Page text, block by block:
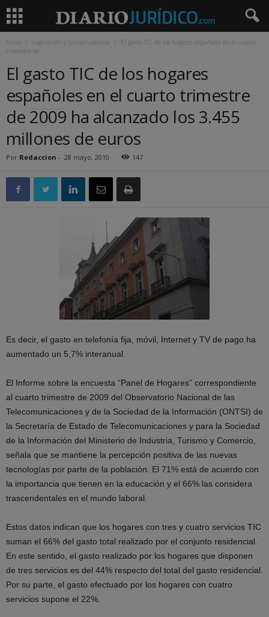
Inicio Legislación y jurisprudencia
El gasto TIC de los hogares españoles en el cuarto
trimestre de...
El gasto TIC de los hogares
españoles en el cuarto trimestre
de 2009 ha alcanzado los 3.455
millones de euros
Por Redaccion - 28 mayo, 2010 147
Es decir, el gasto en telefonía fija, móvil, Internet y TV de pago ha
aumentado un 5,7% interanual.
El Informe sobre la encuesta “Panel de Hogares” correspondiente
al cuarto trimestre de 2009 del Observatorio Nacional de las
Telecomunicaciones y de la Sociedad de la Información (ONTSI) de
la Secretaría de Estado de Telecomunicaciones y para la Sociedad
de la Información del Ministerio de Industria, Turismo y Comercio,
señala que se mantiene la percepción positiva de las nuevas
tecnologías por parte de la población. El 71% está de acuerdo con
la importancia que tienen en la educación y el 66% las considera
trascendentales en el mundo laboral.
Estos datos indican que los hogares con tres y cuatro servicios TIC
suman el 66% del gasto total realizado por el conjunto residencial.
En este sentido, el gasto realizado por los hogares que disponen
de tres servicios es del 44% respecto del total del gasto residencial.
Por su parte, el gasto efectuado por los hogares con cuatro
servicios supone el 22%.